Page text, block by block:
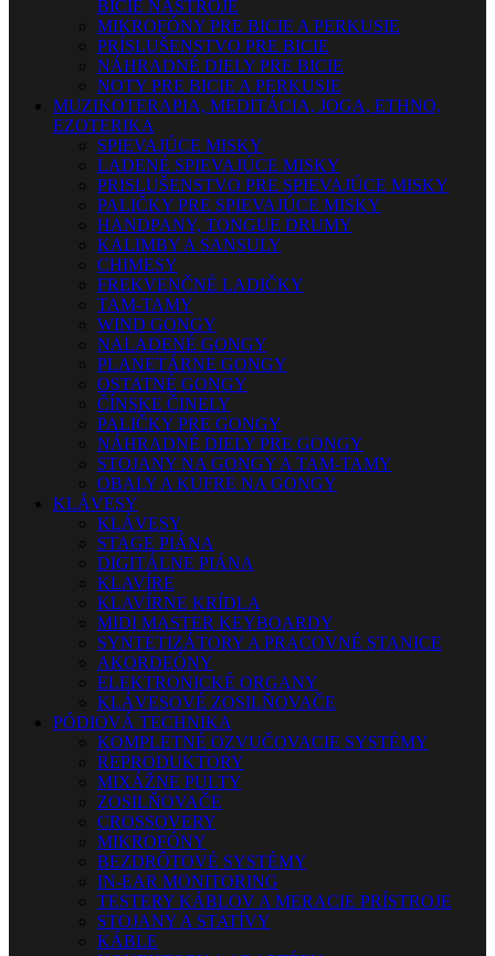
BICIE NÁSTROJE
MIKROFÓNY PRE BICIE A PERKUSIE
PRÍSLUŠENSTVO PRE BICIE
NÁHRADNÉ DIELY PRE BICIE
NOTY PRE BICIE A PERKUSIE
MUZIKOTERAPIA, MEDITÁCIA, JOGA, ETHNO,
EZOTERIKA
SPIEVAJÚCE MISKY
LADENÉ SPIEVAJÚCE MISKY
PRISLUŠENSTVO PRE SPIEVAJÚCE MISKY
PALIČKY PRE SPIEVAJÚCE MISKY
HANDPANY, TONGUE DRUMY
KALIMBY A SANSULY
CHIMESY
FREKVENČNÉ LADIČKY
TAM-TAMY
WIND GONGY
NALADENÉ GONGY
PLANETÁRNE GONGY
OSTATNÉ GONGY
ČÍNSKE ČINELY
PALIČKY PRE GONGY
NÁHRADNÉ DIELY PRE GONGY
STOJANY NA GONGY A TAM-TAMY
OBALY A KUFRE NA GONGY
KLÁVESY
KLÁVESY
STAGE PIÁNA
DIGITÁLNE PIÁNA
KLAVÍRE
KLAVÍRNE KRÍDLA
MIDI MASTER KEYBOARDY
SYNTETIZÁTORY A PRACOVNÉ STANICE
AKORDEÓNY
ELEKTRONICKÉ ORGANY
KLÁVESOVÉ ZOSILŇOVAČE
PÓDIOVÁ TECHNIKA
KOMPLETNÉ OZVUČOVACIE SYSTÉMY
REPRODUKTORY
MIXÁŽNE PULTY
ZOSILŇOVAČE
CROSSOVERY
MIKROFÓNY
BEZDRÔTOVÉ SYSTÉMY
IN-EAR MONITORING
TESTERY KÁBLOV A MERACIE PRÍSTROJE
STOJANY A STATÍVY
KÁBLE